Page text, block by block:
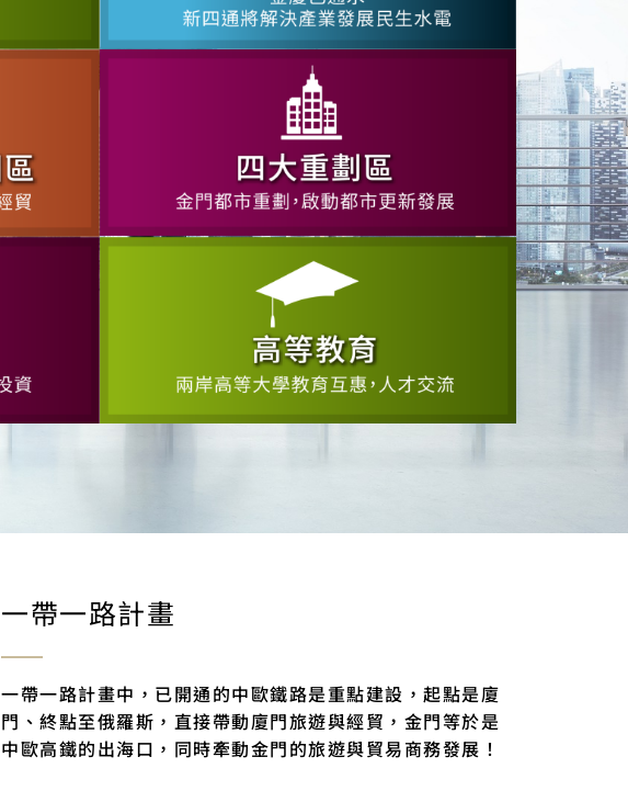
一帶一路計畫
一帶一路計畫中，已開通的中歐鐵路是重點建設，起點是廈
門、終點至俄羅斯，直接帶動廈門旅遊與經貿，金門等於是
中歐高鐵的出海口，同時牽動金門的旅遊與貿易商務發展！